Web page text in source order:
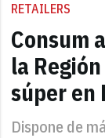
RETAILERS
Consum
la
súper en
Dispone de